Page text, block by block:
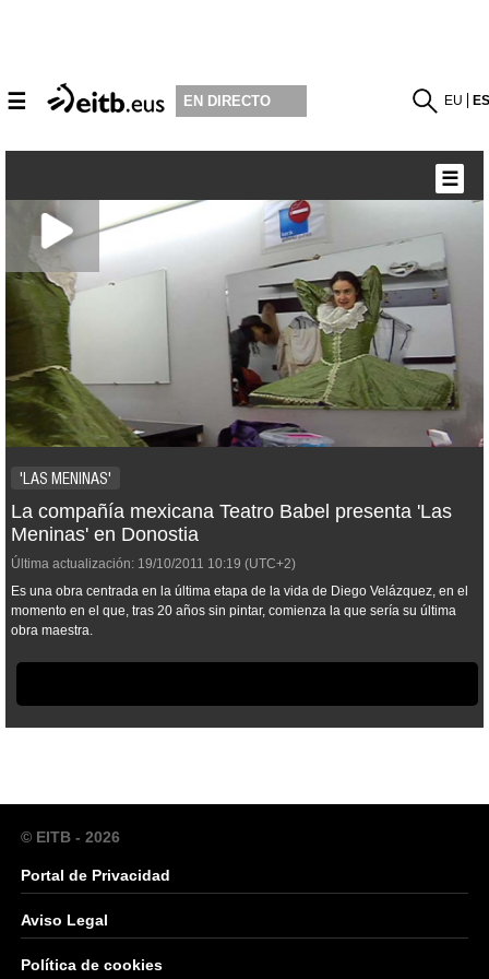
☰ EN DIRECTO EU
'LAS MENINAS'
La compañía mexicana Teatro Babel presenta 'Las
Meninas' en Donostia
Última actualización: 19/10/2011 10:19 (UTC+2)
Es una obra centrada en la última etapa de la vida de Diego Velázquez, en el
momento en el que, tras 20 años sin pintar, comienza la que sería su última
obra maestra.
☰
© EITB - 2026
Portal de Privacidad
Aviso Legal
Política de cookies